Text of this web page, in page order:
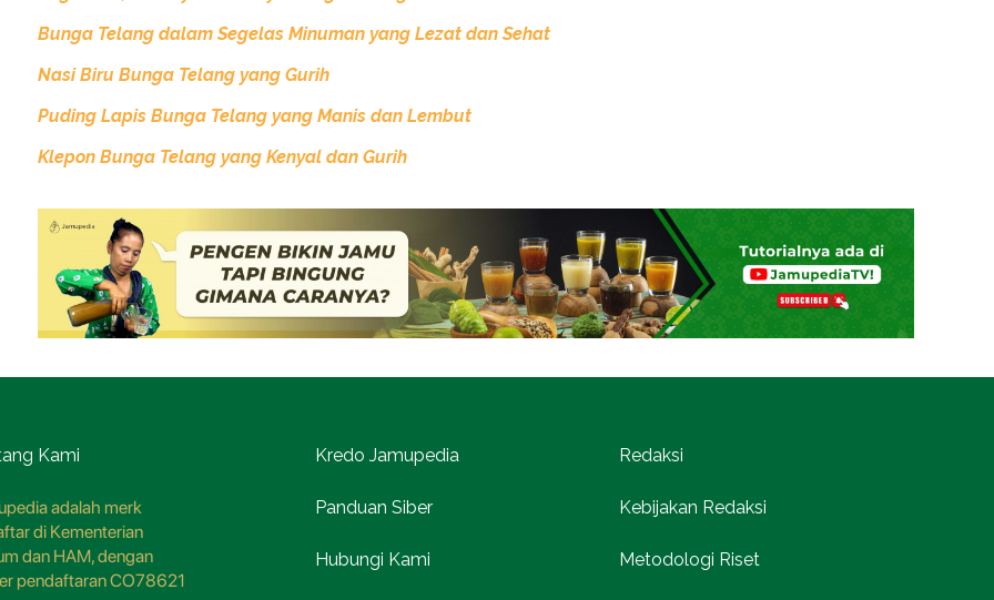
Bunga Telang dalam Segelas Minuman yang Lezat dan Sehat
Nasi Biru Bunga Telang yang Gurih
Puding Lapis Bunga Telang yang Manis dan Lembut
Klepon Bunga Telang yang Kenyal dan Gurih
Kami
adalah merk
di Kementerian
dan HAM, dengan
pendaftaran CO78621
Kredo Jamupedia Redaksi
Panduan Siber Kebijakan Redaksi
Hubungi Kami Metodologi Riset